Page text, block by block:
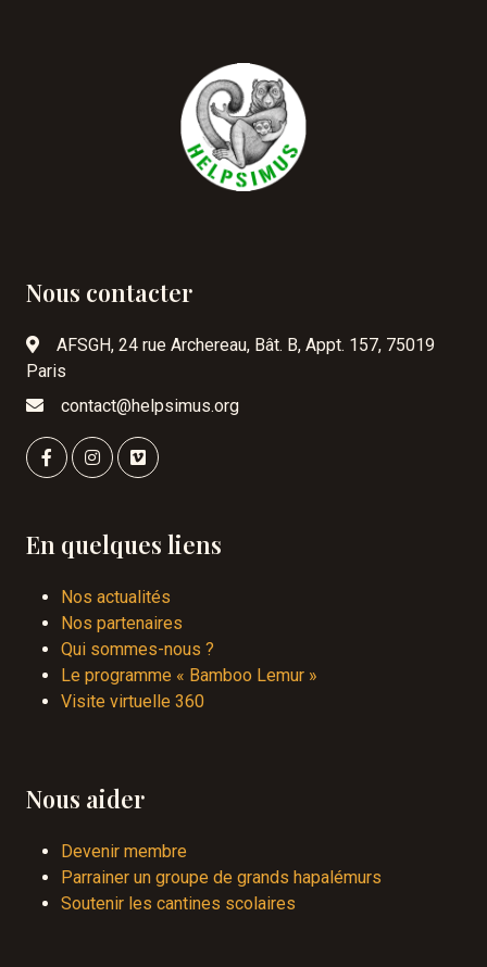
Nous contacter
AFSGH, 24 rue Archereau, Bât. B, Appt. 157, 75019
Paris
contact@helpsimus.org
En quelques liens
Nos actualités
Nos partenaires
Qui sommes-nous ?
Le programme « Bamboo Lemur »
Visite virtuelle 360
Nous aider
Devenir membre
Parrainer un groupe de grands hapalémurs
Soutenir les cantines scolaires